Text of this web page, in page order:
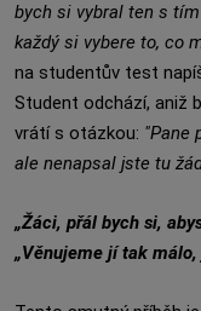
bych si vybral ten s
každý si vybere to, co
na studentův test
Student odchází, aniž
vrátí s otázkou: "Pane
ale nenapsal jste tu
„Žáci, přál bych si,
„Věnujeme jí tak